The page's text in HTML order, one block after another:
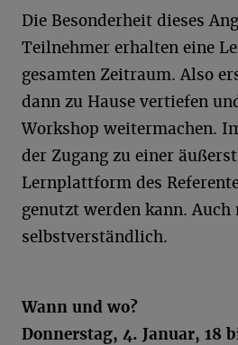
Die Besonderheit dieses
Teilnehmer erhalten eine
gesamten Zeitraum. Also
dann zu Hause vertiefen
Workshop weitermachen.
der Zugang zu einer
Lernplattform des
genutzt werden kann. Auch
selbstverständlich.
Wann und wo?
Donnerstag, 4. Januar, 18